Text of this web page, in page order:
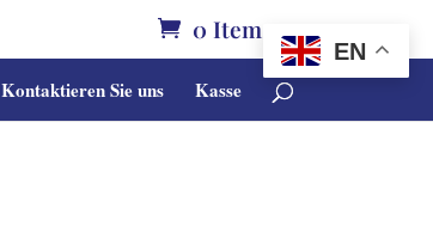
0 Items
Kontaktieren Sie uns Kasse
EN